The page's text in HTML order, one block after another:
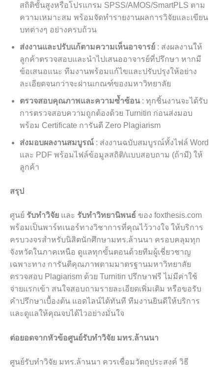
สถิติขั้นสูงหรือโปรแกรม SPSS/AMOS/SmartPLS ตาม
ความเหมาะสม พร้อมจัดทำรายงานผลการวิจัยและเขียน
บทต่างๆ อย่างครบถ้วน
ส่งงานและปรับแก้ตามความเห็นอาจารย์ : ส่งผลงานให้
ลูกค้าตรวจสอบและนำไปเสนออาจารย์ที่ปรึกษา หากมี
ข้อเสนอแนะ ทีมงานพร้อมแก้ไขและปรับปรุงให้อย่าง
ละเอียดจนกว่าจะผ่านเกณฑ์ของมหาวิทยาลัย
ตรวจสอบคุณภาพและความซ้ำซ้อน : ทุกชิ้นงานจะได้รับ
การตรวจสอบความถูกต้องด้วย Turnitin ก่อนส่งมอบ
พร้อม Certificate การันตี Zero Plagiarism
ส่งมอบผลงานสมบูรณ์ : ส่งงานฉบับสมบูรณ์ทั้งไฟล์ Word
และ PDF พร้อมไฟล์ข้อมูลสถิติ/แบบสอบถาม (ถ้ามี) ให้
ลูกค้า
สรุป
ศูนย์ รับทำวิจัย และ รับทำวิทยานิพนธ์ ของ foxthesis.com
พร้อมเป็นพาร์ทเนอร์ทางวิชาการที่คุณไว้วางใจ ให้บริการ
ครบวงจรสำหรับนิสิตนักศึกษามทร.ล้านนา ครอบคลุมทุก
จังหวัดในภาคเหนือ ดูแลทุกขั้นตอนด้วยทีมผู้เชี่ยวชาญ
เฉพาะทาง การันตีคุณภาพตามมาตรฐานมหาวิทยาลัย
ตรวจสอบ Plagiarism ด้วย Turnitin ปรึกษาฟรี ไม่มีค่าใช้
จ่ายแรกเข้า สนใจสอบถามรายละเอียดเพิ่มเติม หรือขอรับ
คำปรึกษาเบื้องต้น แอดไลน์ได้ทันที ทีมงานยินดีให้บริการ
และดูแลให้คุณจบได้ไวอย่างมั่นใจ
ต่อยอดจากหัวข้อศูนย์รับทำวิจัย มทร.ล้านนา
ศูนย์รับทำวิจัย มทร.ล้านนา ควรเชื่อมวัตถุประสงค์ วิธี